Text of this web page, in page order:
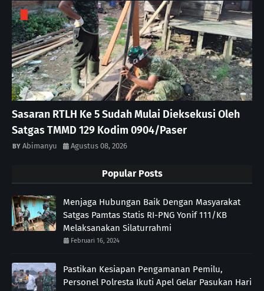
Sasaran RTLH Ke 5 Sudah Mulai Dieksekusi Oleh
Satgas TMMD 129 Kodim 0904/Paser
Abimanyu Agustus 08, 2026
Popular Posts
Menjaga Hubungan Baik Dengan Masyarakat
Satgas Pamtas Statis RI-PNG Yonif 111/KB
Melaksanakan Silaturrahmi
Februari 16, 2024
Pastikan Kesiapan Pengamanan Pemilu,
Personel Polresta Ikuti Apel Gelar Pasukan Hari